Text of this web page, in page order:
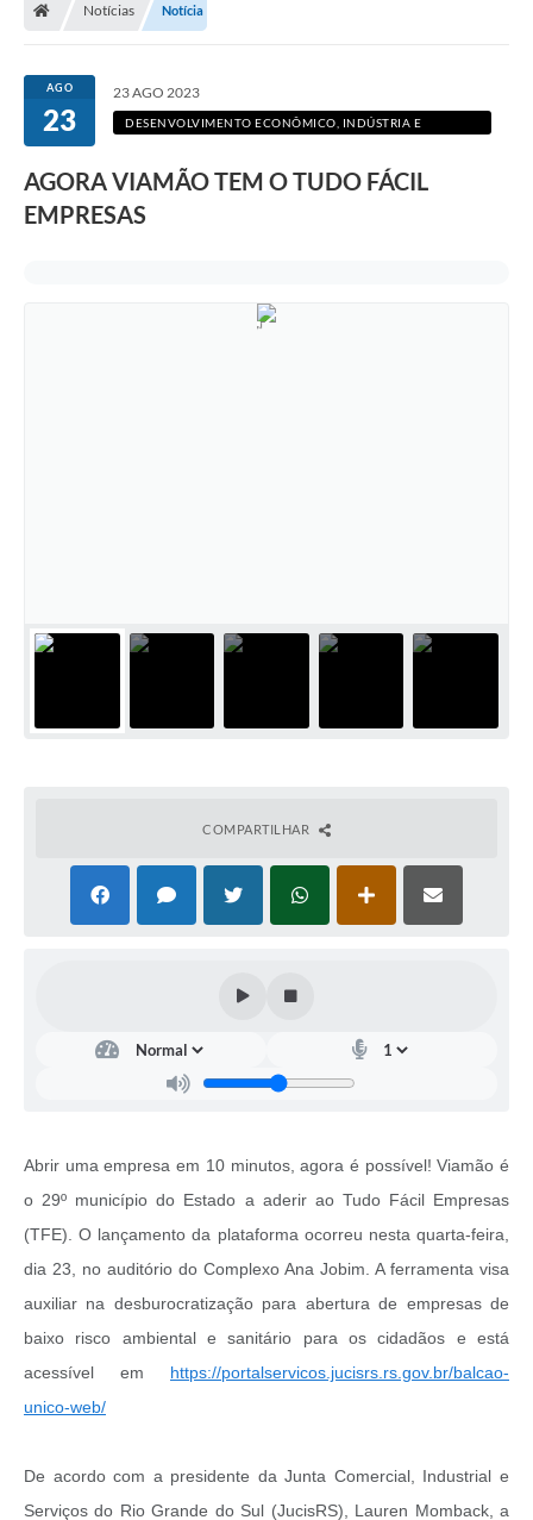
Notícias Notícia
AGO
23
23 AGO 2023
DESENVOLVIMENTO ECONÔMICO, INDÚSTRIA E
AGORA VIAMÃO TEM O TUDO FÁCIL
EMPRESAS
COMPARTILHAR
Abrir uma empresa em 10 minutos, agora é possível! Viamão é
o 29º município do Estado a aderir ao Tudo Fácil Empresas
(TFE). O lançamento da plataforma ocorreu nesta quarta-feira,
dia 23, no auditório do Complexo Ana Jobim. A ferramenta visa
auxiliar na desburocratização para abertura de empresas de
baixo risco ambiental e sanitário para os cidadãos e está
acessível em https://portalservicos.jucisrs.rs.gov.br/balcao-
unico-web/
De acordo com a presidente da Junta Comercial, Industrial e
Serviços do Rio Grande do Sul (JucisRS), Lauren Momback, a